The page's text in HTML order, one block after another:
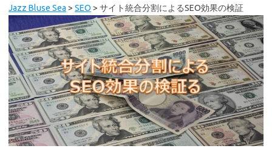
Jazz Bluse Sea > SEO > サイト統合分割によるSEO効果の検証